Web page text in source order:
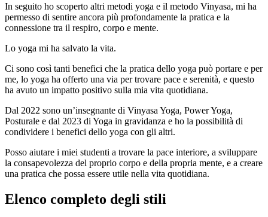
In seguito ho scoperto altri metodi yoga e il metodo Vinyasa, mi ha
permesso di sentire ancora più profondamente la pratica e la
connessione tra il respiro, corpo e mente.
Lo yoga mi ha salvato la vita.
Ci sono così tanti benefici che la pratica dello yoga può portare e per
me, lo yoga ha offerto una via per trovare pace e serenità, e questo
ha avuto un impatto positivo sulla mia vita quotidiana.
Dal 2022 sono un’insegnante di Vinyasa Yoga, Power Yoga,
Posturale e dal 2023 di Yoga in gravidanza e ho la possibilità di
condividere i benefici dello yoga con gli altri.
Posso aiutare i miei studenti a trovare la pace interiore, a sviluppare
la consapevolezza del proprio corpo e della propria mente, e a creare
una pratica che possa essere utile nella vita quotidiana.
Elenco completo degli stili